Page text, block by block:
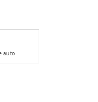
auto